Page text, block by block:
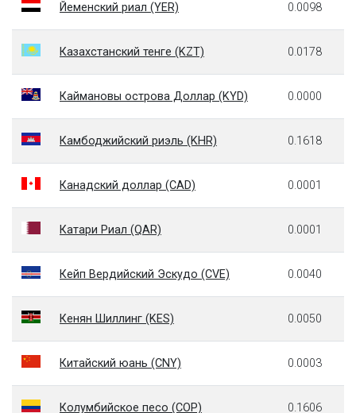
Йеменский риал (YER) 0.0098
Казахстанский тенге (KZT) 0.0178
Каймановы острова Доллар (KYD) 0.0000
Камбоджийский риэль (KHR) 0.1618
Канадский доллар (CAD) 0.0001
Катари Риал (QAR) 0.0001
Кейп Вердийский Эскудо (CVE) 0.0040
Кенян Шиллинг (KES) 0.0050
Китайский юань (CNY) 0.0003
Колумбийское песо (COP) 0.1606